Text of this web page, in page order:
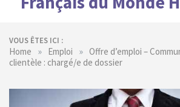
VOUS ÊTES ICI :
Home » Emploi » Offre d’emploi –
clientèle : chargé/e de dossier